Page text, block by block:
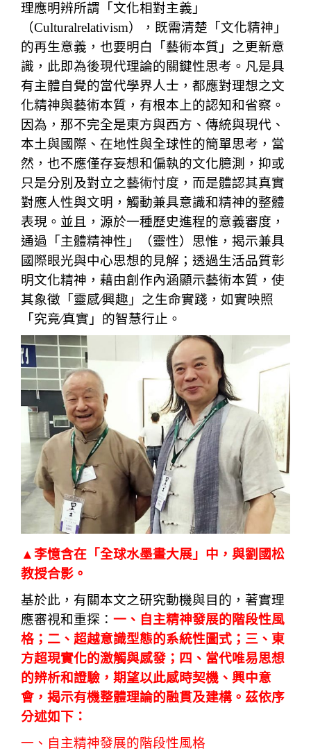
理應明辨所謂「文化相對主義」
（Culturalrelativism），既需清楚「文化精神」
的再生意義，也要明白「藝術本質」之更新意
識，此即為後現代理論的關鍵性思考。凡是具
有主體自覺的當代學界人士，都應對理想之文
化精神與藝術本質，有根本上的認知和省察。
因為，那不完全是東方與西方、傳統與現代、
本土與國際、在地性與全球性的簡單思考，當
然，也不應僅存妄想和偏執的文化臆測，抑或
只是分別及對立之藝術忖度，而是體認其真實
對應人性與文明，觸動兼具意識和精神的整體
表現。並且，源於一種歷史進程的意義審度，
通過「主體精神性」（靈性）思惟，揭示兼具
國際眼光與中心思想的見解；透過生活品質彰
明文化精神，藉由創作內涵顯示藝術本質，使
其象徵「靈感∕興趣」之生命實踐，如實映照
「究竟∕真實」的智慧行止。
▲李憶含在「全球水墨畫大展」中，與劉國松
教授合影。
基於此，有關本文之研究動機與目的，著實理
應審視和重探： 一、自主精神發展的階段性風
格；二、超越意識型態的系統性圖式；三、東
方超現實化的激觸與感發；四、當代唯易思想
的辨析和證驗，期望以此感時契機、興中意
會，揭示有機整體理論的融貫及建構。茲依序
分述如下：
一、自主精神發展的階段性風格